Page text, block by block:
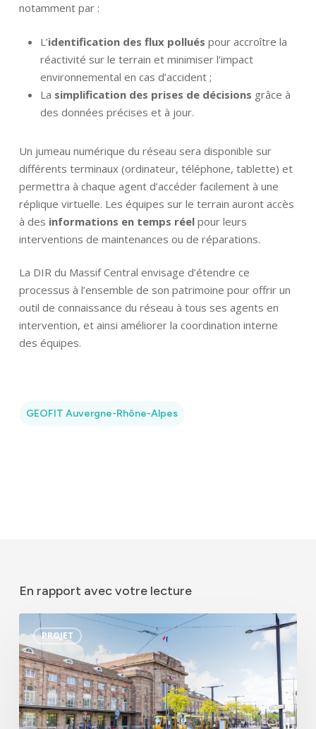
notamment par :
L’identification des flux pollués pour accroître la
réactivité sur le terrain et minimiser l’impact
environnemental en cas d’accident ;
La simplification des prises de décisions grâce à
des données précises et à jour.
Un jumeau numérique du réseau sera disponible sur
différents terminaux (ordinateur, téléphone, tablette) et
permettra à chaque agent d’accéder facilement à une
réplique virtuelle. Les équipes sur le terrain auront accès
à des informations en temps réelpour leurs
interventions de maintenances ou de réparations.
La DIR du Massif Central envisage d’étendre ce
processus à l’ensemble de son patrimoine pour offrir un
outil de connaissance du réseau à tous ses agents en
intervention, et ainsi améliorer la coordination interne
des équipes.
GEOFIT Auvergne-Rhône-Alpes
En rapport avec votre lecture
PROJET
GEOFIT
réalise
le
PCRS
de
Mulhouse
Nous rejoindre
Domaines d’activité
Savoir-faire
Références
Innovation